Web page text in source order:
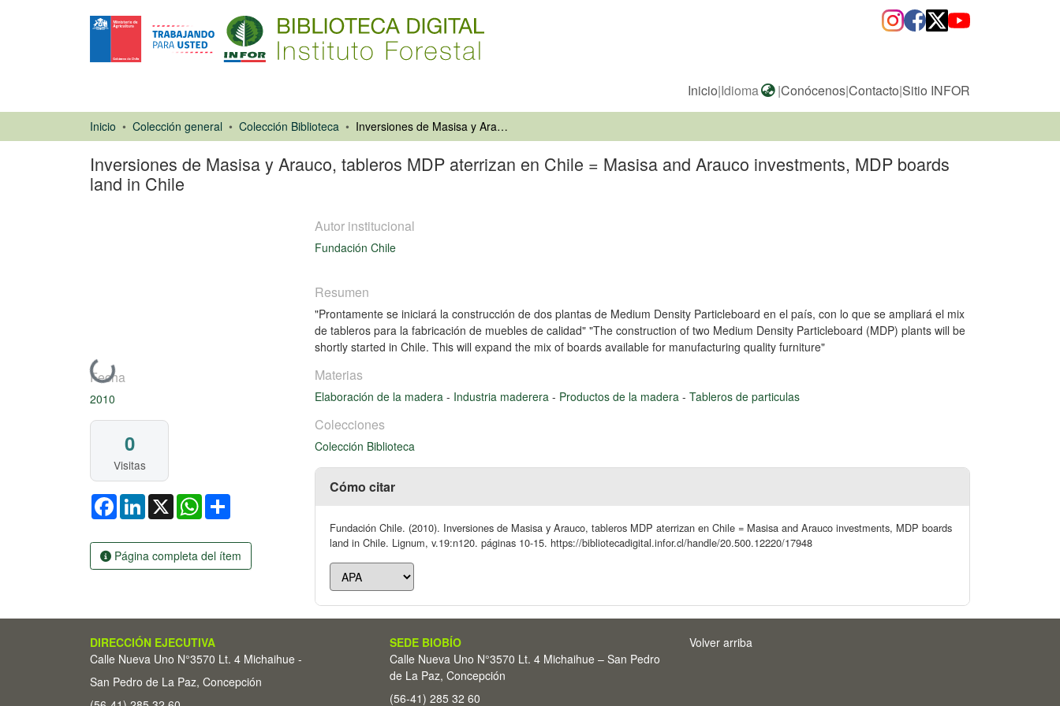
Inicio|Idioma |Conócenos|Contacto|Sitio INFOR
Inicio Colección general Colección Biblioteca Inversiones de Masisa y Arauco, tableros MDP aterrizan en Chile = Masisa and Arauco investments, MDP boards land in Chile
Inversiones de Masisa y Arauco, tableros MDP aterrizan en Chile = Masisa and Arauco investments, MDP boards
land in Chile
Cargando...
Fecha
2010
0
Visitas
FacebookLinkedIn
X WhatsApp
Página completa del ítem
Autor institucional
Fundación Chile
Resumen
"Prontamente se iniciará la construcción de dos plantas de Medium Density Particleboard en el país, con lo que se ampliará el mix
de tableros para la fabricación de muebles de calidad" "The construction of two Medium Density Particleboard (MDP) plants will be
shortly started in Chile. This will expand the mix of boards available for manufacturing quality furniture"
Materias
Elaboración de la madera - Industria maderera - Productos de la madera - Tableros de particulas
Colecciones
Colección Biblioteca
Cómo citar
Fundación Chile. (2010). Inversiones de Masisa y Arauco, tableros MDP aterrizan en Chile = Masisa and Arauco investments, MDP boards
land in Chile. Lignum, v.19:n120. páginas 10-15. https://bibliotecadigital.infor.cl/handle/20.500.12220/17948
DIRECCIÓN EJECUTIVA
Calle Nueva Uno N°3570 Lt. 4 Michaihue -
San Pedro de La Paz, Concepción
SEDE BIOBÍO
Calle Nueva Uno N°3570 Lt. 4 Michaihue – San Pedro
de La Paz, Concepción
(56-41) 285 32 60
Volver arriba